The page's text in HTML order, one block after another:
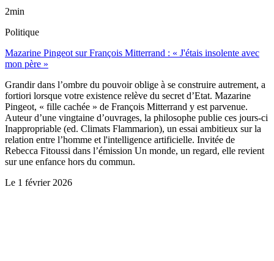
2min
Politique
Mazarine Pingeot sur François Mitterrand : « J'étais insolente avec
mon père »
Grandir dans l’ombre du pouvoir oblige à se construire autrement, a
fortiori lorsque votre existence relève du secret d’Etat. Mazarine
Pingeot, « fille cachée » de François Mitterrand y est parvenue.
Auteur d’une vingtaine d’ouvrages, la philosophe publie ces jours-ci
Inappropriable (ed. Climats Flammarion), un essai ambitieux sur la
relation entre l’homme et l'intelligence artificielle. Invitée de
Rebecca Fitoussi dans l’émission Un monde, un regard, elle revient
sur une enfance hors du commun.
Le 1 février 2026